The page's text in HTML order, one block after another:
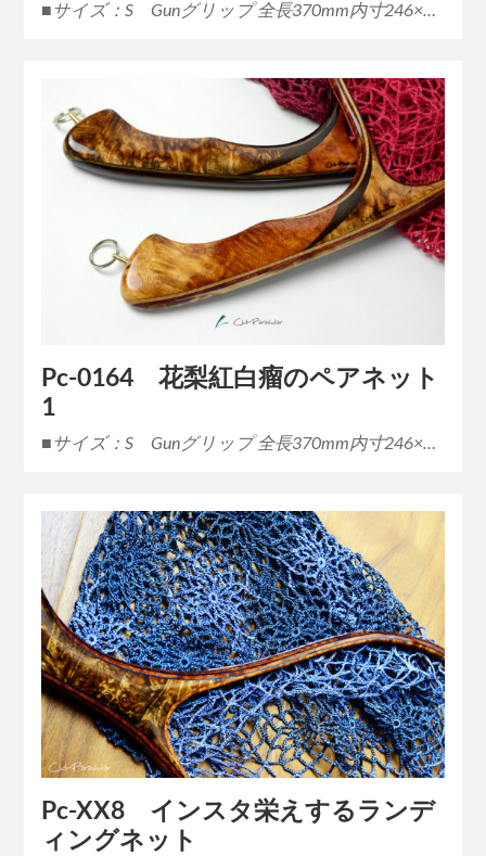
■サイズ：S Gunグリップ 全長370mm内寸246×…
Pc-0164 花梨紅白瘤のペアネット
1
■サイズ：S Gunグリップ 全長370mm内寸246×…
Pc-XX8 インスタ栄えするランデ
ィングネット